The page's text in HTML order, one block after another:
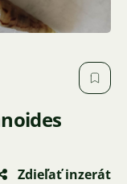
Zdieľať inzerát